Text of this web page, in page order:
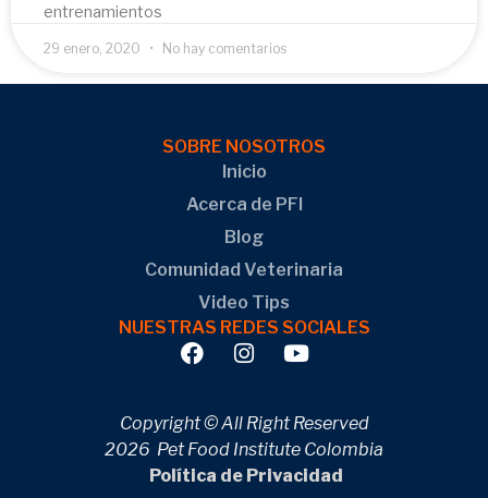
entrenamientos
29 enero, 2020 No hay comentarios
SOBRE NOSOTROS
Inicio
Acerca de PFI
Blog
Comunidad Veterinaria
Video Tips
NUESTRAS REDES SOCIALES
Copyright © All Right Reserved
2026 Pet Food Institute Colombia
Política de Privacidad